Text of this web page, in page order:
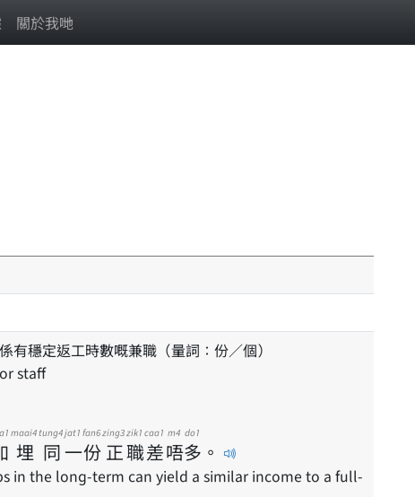
關於我哋
有穩定返工時數嘅兼職（量詞：份／個）
staff
埋
maai4
同
tung4
一
jat1
份
fan6
正
zing3
職
zik1
差
caa1
唔
m4
多
do1
。
in the long-term can yield a similar income to a full-